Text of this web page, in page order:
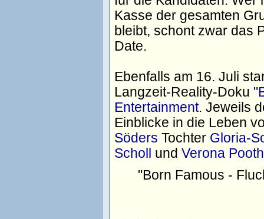
Kasse der gesamten
bleibt, schont zwar das
Date.
Ebenfalls am 16. Juli
Langzeit-Reality-Doku
Entertainment. Jeweils
Einblicke in die Leben
Söders Tochter Gloria-
Scholl
und Verona
"Born Famous -